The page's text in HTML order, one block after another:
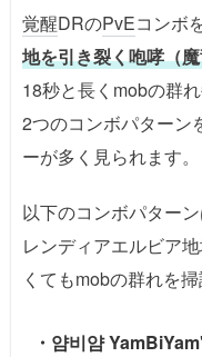
覚醒DRのPvEコンボ
地を引き裂く咆哮（
18秒と長くmobの群
2つのコンボパターン
ーが多く見られます。
以下のコンボパター
レンディアエルビア
くてもmobの群れを
・얌비얌